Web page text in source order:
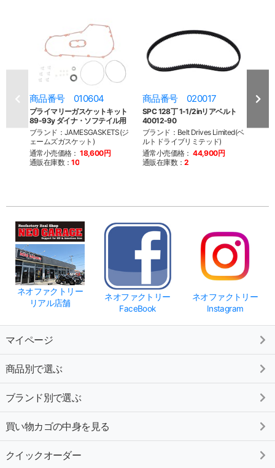
商品番号 010604
プライマリーガスケットキット
89-93y ダイナ・ソフテイル用
ブランド：JAMESGASKETS(ジ
ェームズガスケット)
通常小売価格： 18,600円
通販在庫数：10
商品番号 020017
SPC 128丁 1-1/2inリアベルト
40012-90
ブランド：Belt Drives Limited(ベ
ルトドライブリミテッド)
通常小売価格： 44,900円
通販在庫数：2
商
ネオファクトリー
リアル店舗
ネオファクトリー
FaceBook
ネオファクトリー
Instagram
マイページ
商品別で選ぶ
ブランド別で選ぶ
買い物カゴの中身を見る
クイックオーダー